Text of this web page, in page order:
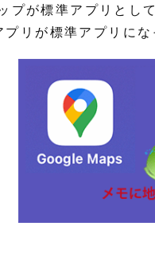
が標準アプリとし
リが標準アプリにな